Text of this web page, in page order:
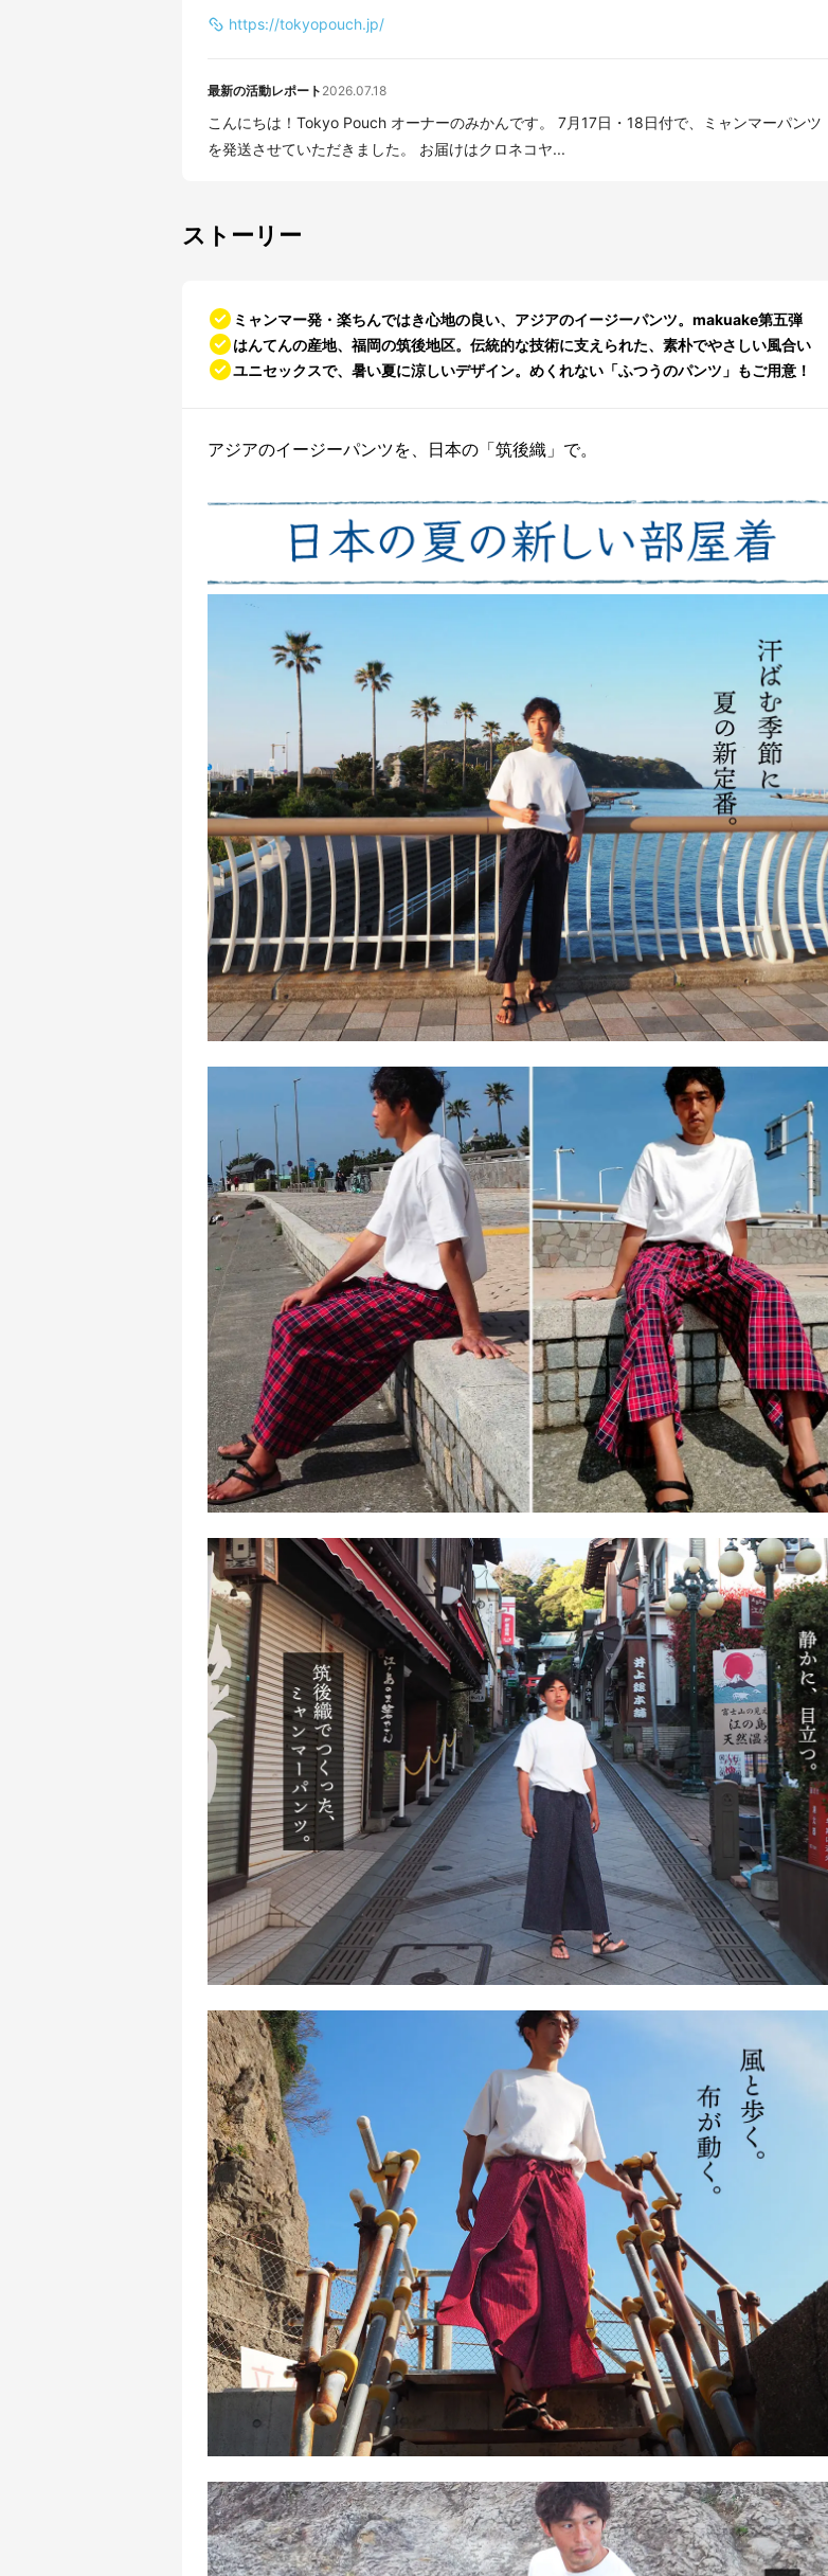
https://tokyopouch.jp/
最新の活動レポート 2026.07.18
こんにちは！Tokyo Pouch オーナーのみかんです。 7月17日・18日付で、ミャンマーパンツ
を発送させていただきました。 お届けはクロネコヤ...
ストーリー
ミャンマー発・楽ちんではき心地の良い、アジアのイージーパンツ。makuake第五弾
はんてんの産地、福岡の筑後地区。伝統的な技術に支えられた、素朴でやさしい風合い
ユニセックスで、暑い夏に涼しいデザイン。めくれない「ふつうのパンツ」もご用意！
アジアのイージーパンツを、日本の「筑後織」で。